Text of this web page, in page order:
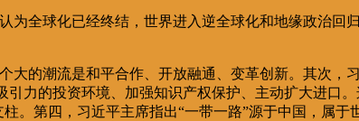
全球化已经终结，世界进入逆全球化和地缘政治回
的潮流是和平合作、开放融通、变革创新。其次，
力的投资环境、加强知识产权保护、主动扩大进口
。第四，习近平主席指出“一带一路”源于中国，属